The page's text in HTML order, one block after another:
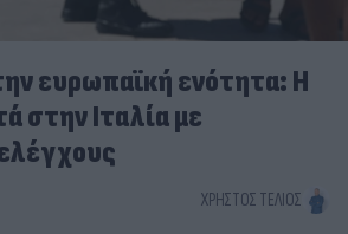
ευρωπαϊκή ενότητα: Η
στην Ιταλία με
ΧΡΉΣΤΟΣ ΤΈΛΙΟΣ